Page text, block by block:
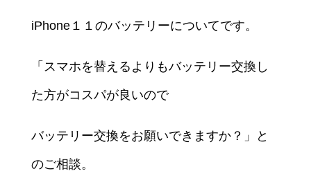
iPhone１１のバッテリーについてです。
「スマホを替えるよりもバッテリー交換し
た方がコスパが良いので
バッテリー交換をお願いできますか？」と
のご相談。